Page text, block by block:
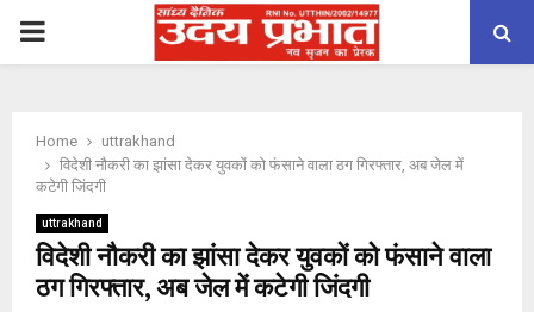
PRIMARY
Home
uttrakhand
विदेशी नौकरी का झांसा देकर युवकों को फंसाने वाला ठग गिरफ्तार, अब जेल में
कटेगी जिंदगी
uttrakhand
विदेशी नौकरी का झांसा देकर युवकों को फंसाने वाला
ठग गिरफ्तार, अब जेल में कटेगी जिंदगी